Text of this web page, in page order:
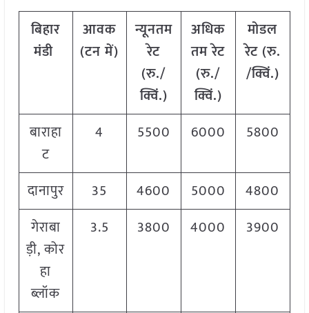
बिहार
मंडी
आवक
(टन में)
न्यूनतम
रेट
(रु./
क्विं.)
अधिक
तम रेट
(रु./
क्विं.)
मोडल
रेट (रु.
/क्विं.)
बाराहा
ट
4 5500 6000 5800
दानापुर 35 4600 5000
4800
गेराबा
ड़ी, कोर
हा
ब्लॉक
3.5 3800 4000 3900